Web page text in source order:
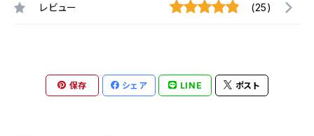
レビュー (25)
保存 シェア LINE ポスト